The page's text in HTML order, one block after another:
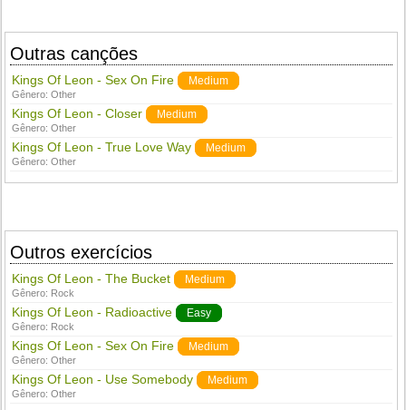
Outras canções
Kings Of Leon - Sex On Fire Medium
Gênero:Other
Kings Of Leon - Closer Medium
Gênero:Other
Kings Of Leon - True Love Way Medium
Gênero:Other
Outros exercícios
Kings Of Leon - The Bucket Medium
Gênero: Rock
Kings Of Leon - Radioactive Easy
Gênero: Rock
Kings Of Leon - Sex On Fire Medium
Gênero:Other
Kings Of Leon - Use Somebody Medium
Gênero:Other